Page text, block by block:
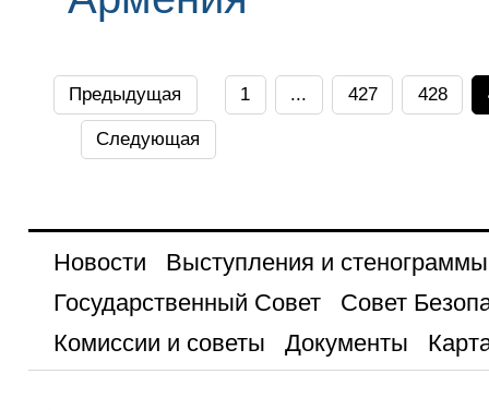
Предыдущая 1 ... 427 428
Следующая
Новости
Выступления и стенограммы
Государственный Совет
Совет
Комиссии и советы
Документы